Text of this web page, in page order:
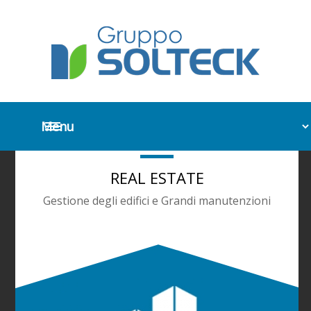
REAL ESTATE
Gestione degli edifici e Grandi manutenzioni